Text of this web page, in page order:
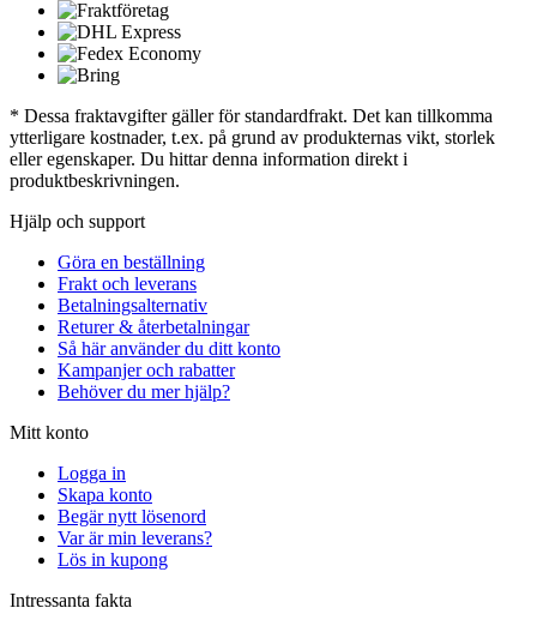
* Dessa fraktavgifter gäller för standardfrakt. Det kan tillkomma
ytterligare kostnader, t.ex. på grund av produkternas vikt, storlek
eller egenskaper. Du hittar denna information direkt i
produktbeskrivningen.
Hjälp och support
Göra en beställning
Frakt och leverans
Betalningsalternativ
Returer & återbetalningar
Så här använder du ditt konto
Kampanjer och rabatter
Behöver du mer hjälp?
Mitt konto
Logga in
Skapa konto
Begär nytt lösenord
Var är min leverans?
Lös in kupong
Intressanta fakta